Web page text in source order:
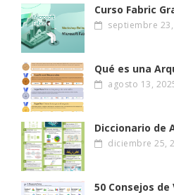
Curso Fabric
septiembre
Qué es una
agosto 13,
Diccionario de
diciembre 25,
50 Consejos